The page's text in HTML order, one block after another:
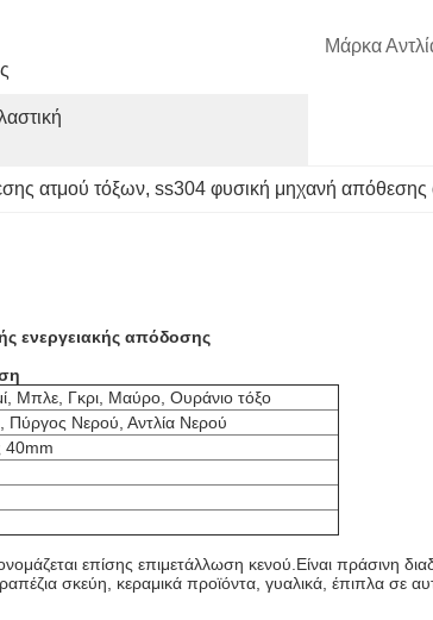
Μάρκα
ατμού τόξων, ss304 φυσική μηχανή απόθεσης
ενεργειακής απόδοσης
Μπλε, Γκρι, Μαύρο, Ουράνιο τόξο
Πύργος Νερού, Αντλία Νερού
40mm
επίσης επιμετάλλωση κενού.Είναι πράσινη
σκεύη, κεραμικά προϊόντα, γυαλικά, έπιπλα